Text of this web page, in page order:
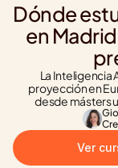
Dónde
en
La Inteligencia
proyección en
desde másters
Ver